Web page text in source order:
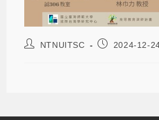
NTNUITSC 2024-12-